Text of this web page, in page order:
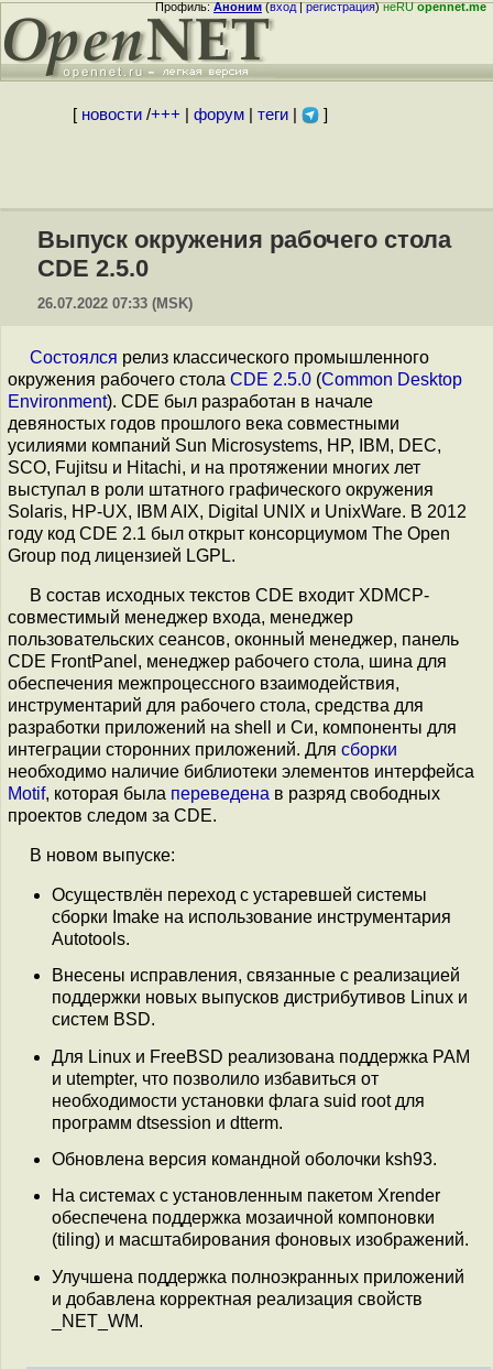
Профиль:Аноним(вход|регистрация)неRUopennet.me
[ новости/+++ форум| теги| ]
Выпуск окружения рабочего стола
CDE 2.5.0
26.07.2022 07:33 (MSK)
Состоялся релиз классического промышленного
окружения рабочего стола CDE 2.5.0 (Common Desktop
Environment). CDE был разработан в начале
девяностых годов прошлого века совместными
усилиями компаний Sun Microsystems, HP, IBM, DEC,
SCO, Fujitsu и Hitachi, и на протяжении многих лет
выступал в роли штатного графического окружения
Solaris, HP-UX, IBM AIX, Digital UNIX и UnixWare. В 2012
году код CDE 2.1 был открыт консорциумом The Open
Group под лицензией LGPL.
В состав исходных текстов CDE входит XDMCP-
совместимый менеджер входа, менеджер
пользовательских сеансов, оконный менеджер, панель
CDE FrontPanel, менеджер рабочего стола, шина для
обеспечения межпроцессного взаимодействия,
инструментарий для рабочего стола, средства для
разработки приложений на shell и Cи, компоненты для
интеграции сторонних приложений. Для сборки
необходимо наличие библиотеки элементов интерфейса
Motif, которая была переведена в разряд свободных
проектов следом за CDE.
В новом выпуске:
Осуществлён переход с устаревшей системы
сборки Imake на использование инструментария
Autotools.
Внесены исправления, связанные с реализацией
поддержки новых выпусков дистрибутивов Linux и
систем BSD.
Для Linux и FreeBSD реализована поддержка PAM
и utempter, что позволило избавиться от
необходимости установки флага suid root для
программ dtsession и dtterm.
Обновлена версия командной оболочки ksh93.
На системах с установленным пакетом Xrender
обеспечена поддержка мозаичной компоновки
(tiling) и масштабирования фоновых изображений.
Улучшена поддержка полноэкранных приложений
и добавлена корректная реализация свойств
_NET_WM.